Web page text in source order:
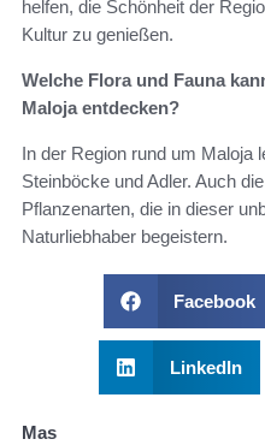
helfen, die Schönheit der
Kultur zu genießen.
Welche Flora und Fauna
Maloja entdecken?
In der Region rund um Maloja
Steinböcke und Adler. Auch
Pflanzenarten, die in dieser
Naturliebhaber begeistern.
Facebook
LinkedIn
Mas